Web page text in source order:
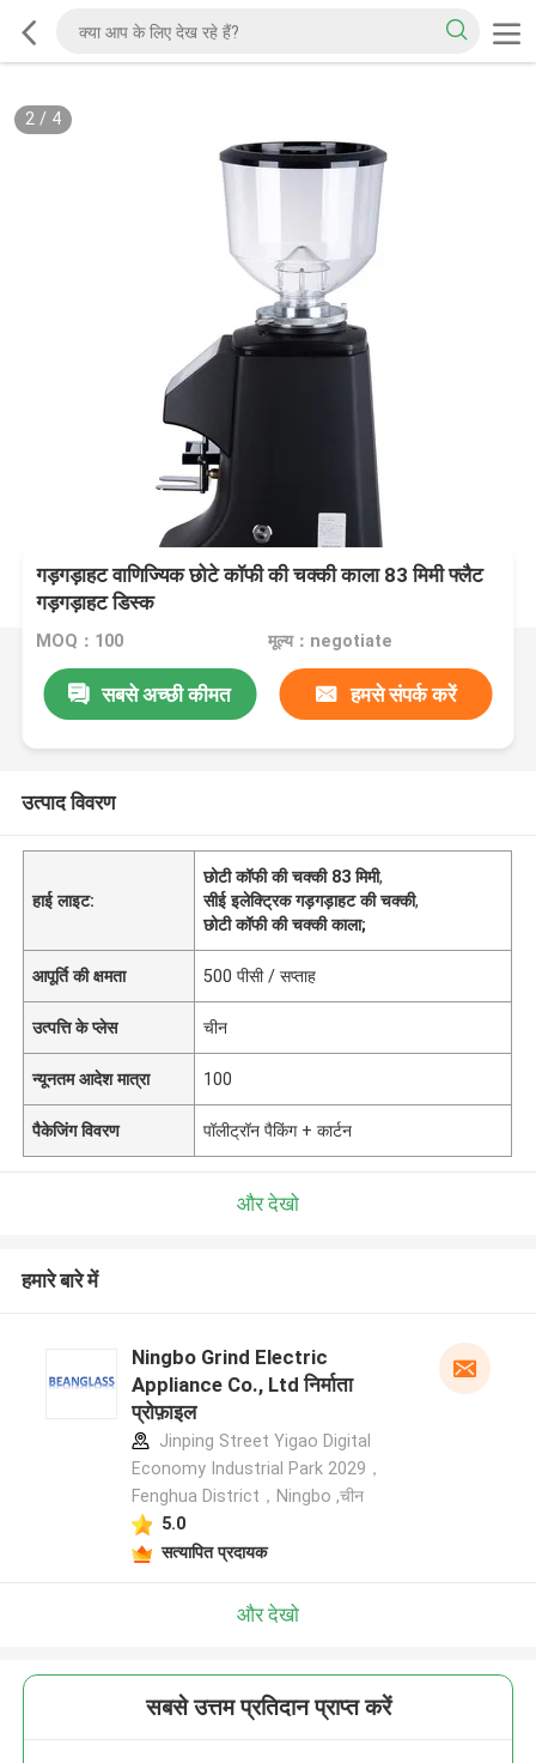
2/ 4
गड़गड़ाहट वाणिज्यिक छोटे कॉफी की चक्की काला 83 मिमी फ्लैट
गड़गड़ाहट डिस्क
MOQ：100 मूल्य：negotiate
सबसे अच्छी कीमत हमसे संपर्क करें
उत्पाद विवरण
हाई लाइट:
छोटी कॉफी की चक्की 83 मिमी,
सीई इलेक्ट्रिक गड़गड़ाहट की चक्की,
छोटी कॉफी की चक्की काला;
आपूर्ति की क्षमता 500 पीसी / सप्ताह
उत्पत्ति के प्लेस चीन
न्यूनतम आदेश मात्रा 100
पैकेजिंग विवरण पॉलीट्रॉन पैकिंग + कार्टन
और देखो
हमारे बारे में
Ningbo Grind Electric
Appliance Co., Ltd निर्माता
प्रोफ़ाइल
Jinping Street Yigao Digital
Economy Industrial Park 2029，
Fenghua District，Ningbo ,चीन
5.0
सत्यापित प्रदायक
और देखो
सबसे उत्तम प्रतिदान प्राप्त करें